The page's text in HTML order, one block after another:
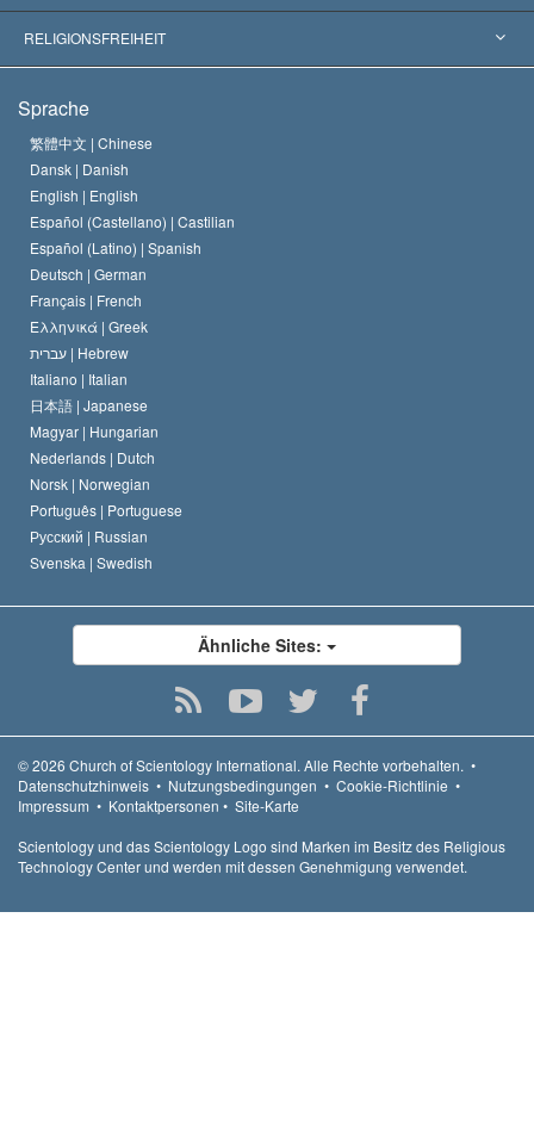
Wegweisende Entscheidungen
Die weltweit führenden Experten
L. Ron Hubbard
Das Glaubensbekenntnis der Scientology Kirche
Der Kodex eines Scientologen
David Miscavige
RELIGIONSFREIHEIT
Internationale Menschenrechtsnormen
Eine öffentliche Erklärung über Religion
Sprache
繁體中文 | Chinese
Dansk | Danish
English | English
Español (Castellano) | Castilian
Español (Latino) | Spanish
Deutsch | German
Français | French
Ελληνικά | Greek
עברית | Hebrew
Italiano | Italian
日本語 | Japanese
Magyar | Hungarian
Nederlands | Dutch
Norsk | Norwegian
Português | Portuguese
Русский | Russian
Svenska | Swedish
Ähnliche Sites:
© 2026 Church of Scientology International. Alle Rechte vorbehalten. •
Datenschutzhinweis • Nutzungsbedingungen • Cookie-Richtlinie •
Impressum • Kontaktpersonen • Site-Karte
Scientology und das Scientology Logo sind Marken im Besitz des Religious
Technology Center und werden mit dessen Genehmigung verwendet.